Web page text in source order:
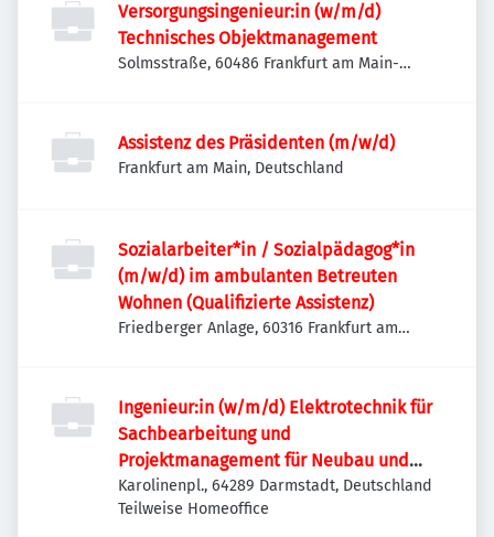
Versorgungsingenieur:in (w/m/d)
Technisches Objektmanagement
Solmsstraße, 60486 Frankfurt am Main-
Assistenz des Präsidenten (m/w/d)
Frankfurt am Main, Deutschland
Sozialarbeiter*in / Sozialpädagog*in
(m/w/d) im ambulanten Betreuten
Wohnen (Qualifizierte Assistenz)
Friedberger Anlage, 60316 Frankfurt am
Ingenieur:in (w/m/d) Elektrotechnik für
Sachbearbeitung und
Projektmanagement für Neubau und
Instandsetzung von elektrotechnischen
Anlagen (Schwerpunkt MS-Anlagen)
Karolinenpl., 64289 Darmstadt, Deutschland
Teilweise Homeoffice